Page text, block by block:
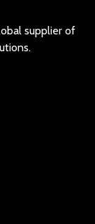
supplier of